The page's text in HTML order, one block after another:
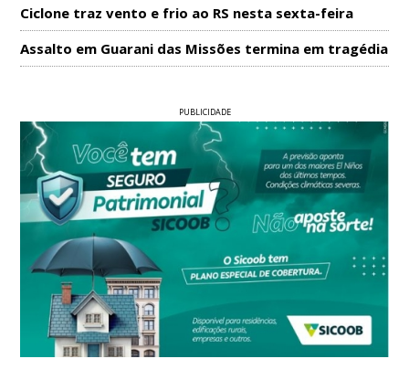
Ciclone traz vento e frio ao RS nesta sexta-feira
Assalto em Guarani das Missões termina em tragédia
PUBLICIDADE